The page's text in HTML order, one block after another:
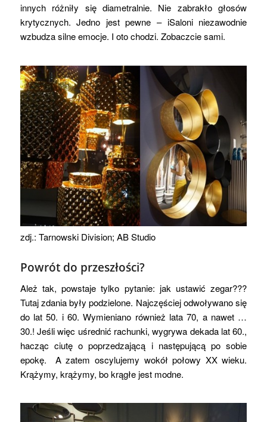
innych różniły się diametralnie. Nie zabrakło głosów
krytycznych. Jedno jest pewne – iSaloni niezawodnie
wzbudza silne emocje. I oto chodzi. Zobaczcie sami.
zdj.: Tarnowski Division; AB Studio
Powrót do przeszłości?
Ależ tak, powstaje tylko pytanie: jak ustawić zegar???
Tutaj zdania były podzielone. Najczęściej odwoływano się
do lat 50. i 60. Wymieniano również lata 70, a nawet …
30.! Jeśli więc uśrednić rachunki, wygrywa dekada lat 60.,
hacząc ciutę o poprzedzającą i następującą po sobie
epokę. A zatem oscylujemy wokół połowy XX wieku.
Krążymy, krążymy, bo krągłe jest modne.